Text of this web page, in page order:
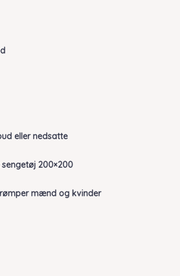
eller nedsatte
200×200
mænd og kvinder